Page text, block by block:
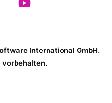
International GmbH.
vorbehalten.